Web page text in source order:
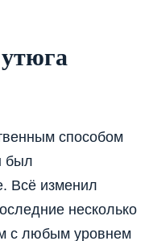
способом
был
Всё изменил
несколько
с любым уровнем